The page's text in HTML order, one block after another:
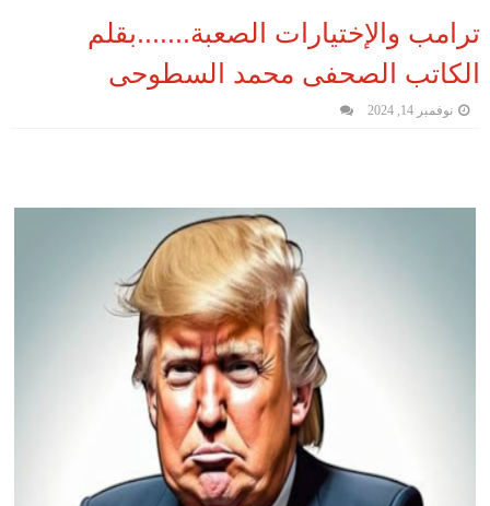
ترامب والإختيارات الصعبة.......بقلم
الكاتب الصحفى محمد السطوحى
نوفمبر 14, 2024